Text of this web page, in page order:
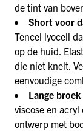
de tint van
Short voor
Tencel lyocell
op de huid.
die niet knelt.
eenvoudige
Lange
viscose en
ontwerp met